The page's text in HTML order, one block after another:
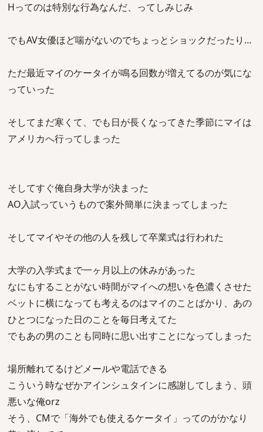
Hってのは特別な行為なんだ、ってしみじみ
でもAV女優ほど喘がないのでちょっとショックだったり…
ただ最近マイのケータイが鳴る回数が増えてるのが気にな
っていった
そしてまだ寒くて、でも日が長くなってきた季節にマイは
アメリカへ行ってしまった
そしてすぐ俺自身大学が決まった
AO入試っていうもので案外簡単に決まってしまった
そしてマイやその他の人を残して卒業式は行われた
大学の入学式まで一ヶ月以上の休みがあった
なにもすることがない時間がマイへの想いを色濃くさせた
ベットに横になっても考えるのはマイのことばかり、あの
ひとつになった日のことを毎日考えてた
でもあの男のことも同時に思い出すことになってしまった
場所離れてるけどメールや電話できる
こういう時なぜかアインシュタインに感謝してしまう、頭
悪いな俺orz
そう、CMで「海外でも使えるケータイ」ってのがかなり